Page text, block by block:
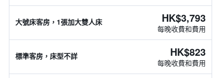
大號床客房，1張加大雙人床 HK$3,793
每晚收費和費用
標準客房，床型不詳 HK$823
每晚收費和費用